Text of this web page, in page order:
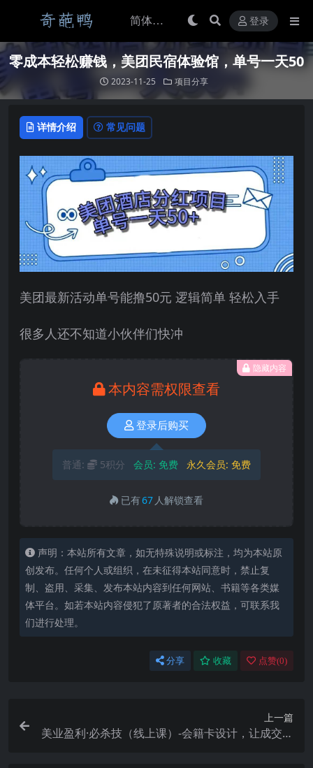
登录
零成本轻松赚钱，美团民宿体验馆，单号一天50
2023-11-25 项目分享
详情介绍 常见问题
美团最新活动单号能撸50元 逻辑简单 轻松入手
很多人还不知道小伙伴们快冲
隐藏内容
本内容需权限查看
登录后购买
普通: 5积分 会员: 免费 永久会员: 免费
已有67 人解锁查看
声明：本站所有文章，如无特殊说明或标注，均为本站原
创发布。任何个人或组织，在未征得本站同意时，禁止复
制、盗用、采集、发布本站内容到任何网站、书籍等各类媒
体平台。如若本站内容侵犯了原著者的合法权益，可联系我
们进行处理。
分享 收藏 点赞(0)
上一篇
美业盈利·必杀技（线上课）-会籍卡设计，让成交率